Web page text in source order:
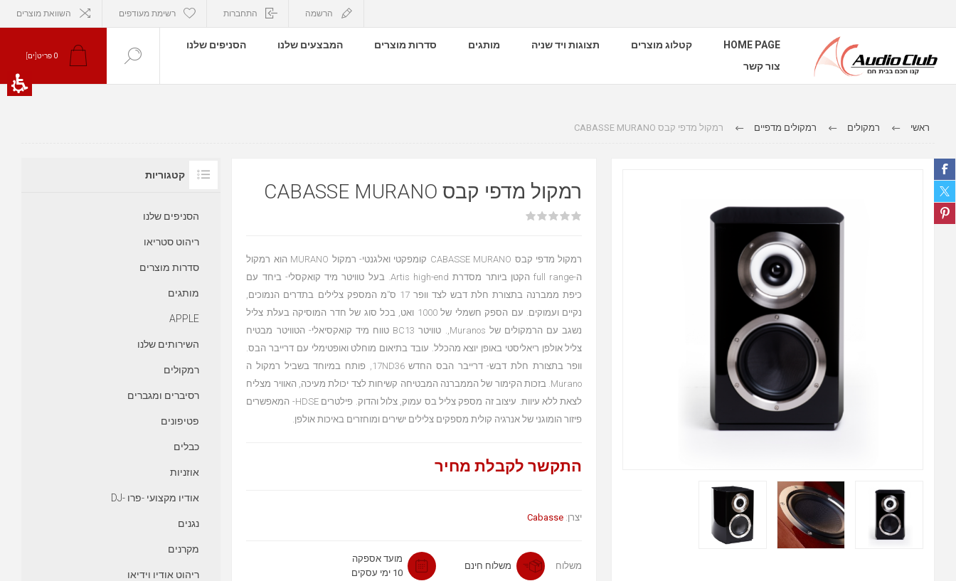
הרשמה התחברות רשימת מעודפים השוואת מוצרים
HOME PAGE קטלוג מוצרים תצוגות ויד שניה מותגים סדרות מוצרים המבצעים שלנו
הסניפים שלנו
צור קשר
0 פריט[ים]
ראשי רמקולים רמקולים מדפיים רמקול מדפי קבס CABASSE MURANO
רמקול מדפי קבס CABASSE MURANO
רמקול מדפי קבס CABASSE MURANO קומפקטי ואלגנטי- רמקול MURANO הוא רמקול
ה-full range הקטן ביותר מסדרת Artis high-end. בעל טוויטר מיד קואקסלי- ביחד עם
כיפת ממברנה בתצורת חלת דבש לצד וופר 17 ס”מ המספק צלילים בתדרים הנמוכים,
נקיים ועמוקים. עם הספק חשמלי של 1000 ואט, בכל סוג של חדר המוסיקה בעלת צליל
נשגב עם הרמקולים של Muranos,. טוויטר BC13 טווח מיד קואקסיאלי- הטוויטר מבטיח
צליל אולפן ריאליסטי באופן יוצא מהכלל. עובד בתיאום מוחלט ואופטימלי עם דרייבר הבס.
וופר בתצורת חלת דבש- דרייבר הבס החדש 17ND36, פותח במיוחד בשביל רמקול ה
Murano. בזכות הקימור של הממברנה המבטיחה קשיחות לצד יכולת מעיכה, האוויר מצליח
לצאת ללא עיוות. עיצוב זה מספק צליל בס עמוק, צלול והדוק. פילטרים HDSE- המאפשרים
פיזור הומוגני של אנרגיה קולית מספקים צלילים ישירים ומוחזרים באיכות אולפן.
התקשר לקבלת מחיר
יצרן: Cabasse
משלוח משלוח חינם
מועד אספקה
10 ימי עסקים
קטגוריות
הסניפים שלנו
ריהוט סטריאו
סדרות מוצרים
מותגים
APPLE
השירותים שלנו
רמקולים
רסיברים ומגברים
פטיפונים
כבלים
אוזניות
אודיו מקצועי -פרו -DJ
נגנים
מקרנים
ריהוט אודיו וידיאו